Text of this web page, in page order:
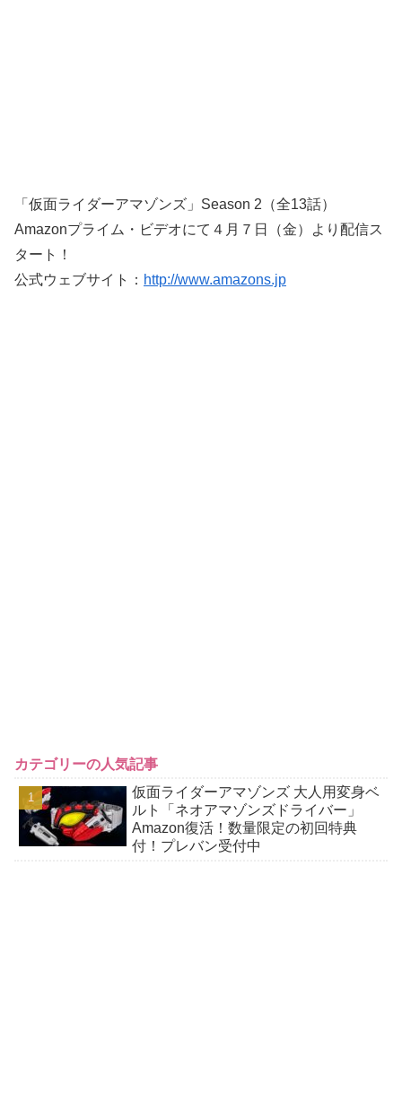
「仮面ライダーアマゾンズ」Season 2（全13話）
Amazonプライム・ビデオにて４月７日（金）より配信ス
タート！
公式ウェブサイト： http://www.amazons.jp
カテゴリーの人気記事
仮面ライダーアマゾンズ 大人用変身ベ
ルト「ネオアマゾンズドライバー」
Amazon復活！数量限定の初回特典
付！プレバン受付中